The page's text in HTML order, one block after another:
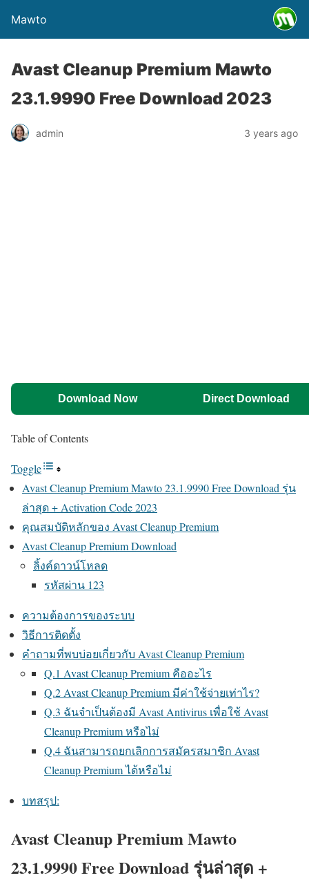
Mawto
Avast Cleanup Premium Mawto
23.1.9990 Free Download 2023
admin 3 years ago
Download Now Direct Download
Table of Contents
Toggle
Avast Cleanup Premium Mawto 23.1.9990 Free Download รุ่น
ล่าสุด + Activation Code 2023
คุณสมบัติหลักของ Avast Cleanup Premium
Avast Cleanup Premium Download
ลิ้งค์ดาวน์โหลด
รหัสผ่าน 123
ความต้องการของระบบ
วิธีการติดตั้ง
คำถามที่พบบ่อยเกี่ยวกับ Avast Cleanup Premium
Q.1 Avast Cleanup Premium คืออะไร
Q.2 Avast Cleanup Premium มีค่าใช้จ่ายเท่าไร?
Q.3 ฉันจำเป็นต้องมี Avast Antivirus เพื่อใช้ Avast
Cleanup Premium หรือไม่
Q.4 ฉันสามารถยกเลิกการสมัครสมาชิก Avast
Cleanup Premium ได้หรือไม่
บทสรุป:
Avast Cleanup Premium Mawto
23.1.9990 Free Download รุ่นล่าสุด +